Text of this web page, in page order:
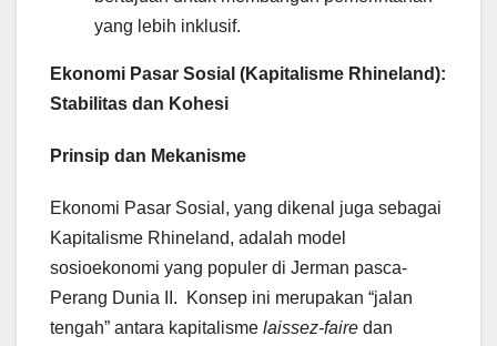
yang lebih inklusif.
Ekonomi Pasar Sosial (Kapitalisme Rhineland):
Stabilitas dan Kohesi
Prinsip dan Mekanisme
Ekonomi Pasar Sosial, yang dikenal juga sebagai
Kapitalisme Rhineland, adalah model
sosioekonomi yang populer di Jerman pasca-
Perang Dunia II. Konsep ini merupakan “jalan
tengah” antara kapitalisme laissez-faire dan